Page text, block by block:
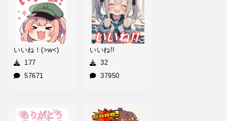
いいね！(>w<)
177
57671
いいね!!
32
37950